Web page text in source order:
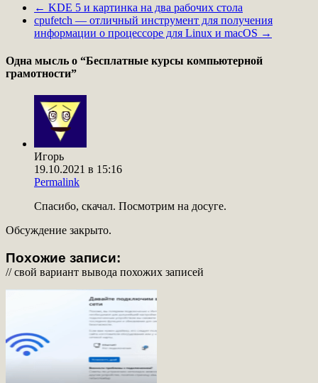
← KDE 5 и картинка на два рабочих стола
cpufetch — отличный инструмент для получения
информации о процессоре для Linux и macOS →
Одна мысль о “Бесплатные курсы компьютерной
грамотности”
Игорь
19.10.2021 в 15:16
Permalink
Спасибо, скачал. Посмотрим на досуге.
Обсуждение закрыто.
Похожие записи:
// свой вариант вывода похожих записей